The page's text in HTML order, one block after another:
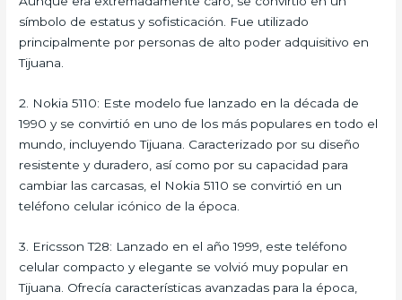
símbolo de estatus y sofisticación. Fue utilizado
principalmente por personas de alto poder adquisitivo en
Tijuana.
2. Nokia 5110: Este modelo fue lanzado en la década de
1990 y se convirtió en uno de los más populares en todo el
mundo, incluyendo Tijuana. Caracterizado por su diseño
resistente y duradero, así como por su capacidad para
cambiar las carcasas, el Nokia 5110 se convirtió en un
teléfono celular icónico de la época.
3. Ericsson T28: Lanzado en el año 1999, este teléfono
celular compacto y elegante se volvió muy popular en
Tijuana. Ofrecía características avanzadas para la época,